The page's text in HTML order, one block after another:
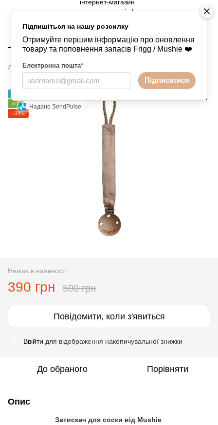
Підпишіться на нашу розсилку
Отримуйте першим інформацію про оновлення
товару та поповнення запасів Frigg / Mushie ❤️
Електронна пошта*
Підписатися
Надано SendPulse
Аксесуари Тримачі Mushie
Тримач від Mushie - Blush
Артикул:09573218347891
ХІТ
−34%
Немає в наявності
390 грн 590 грн
Повідомити, коли з'явиться
Ввійти для відображення накопичувальної знижки
До обраного Порівняти
Опис
Затискач для соски від Mushie